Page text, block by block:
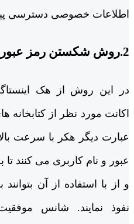
اطلاعات خصوصی دسترسی
2.روش شکستن رمز عبور اینستاگرام
در این روش از هک
اکانت مورد نظر از کتابخانه
عبارت دیگر هکر با سرعت
عبور و نام کاربری می کنند
و از با استفاده از آن
نفوذ نمایند. شانس